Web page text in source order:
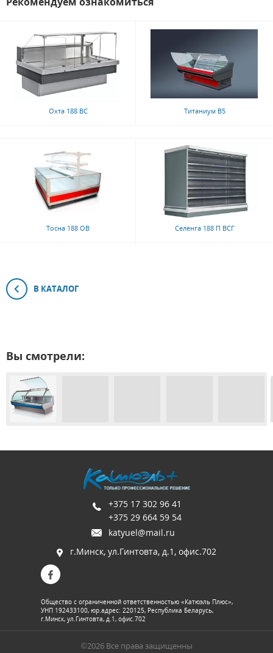
Охта 188 ВС Титаниум В5
Тосна 188 ОВ Селенга 188 П ВСГ
В КАТАЛОГ
Вы смотрели:
+375 17 302 96 41
+375 29 664 59 54
katyuel@mail.ru
г.Минск, ул.Гинтовта, д.1, офис.702
Общество с ограниченной ответственностью «Катюэль Плюс»,
УНП 192433100, юр.адрес: 220125, Республика Беларусь,
г.Минск, ул.Гинтовта, д.1, офис.702
©2026 Все права защищенны